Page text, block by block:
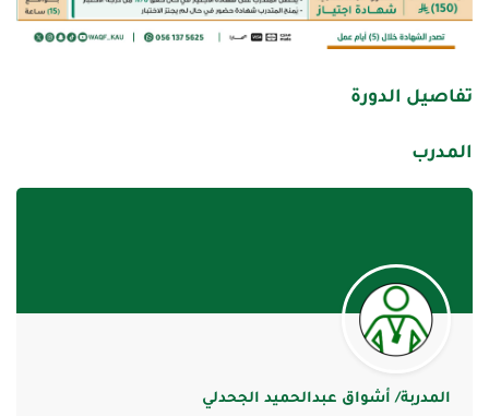
تفاصيل الدورة
المدرب
المدربة/ أشواق عبدالحميد الجحدلي